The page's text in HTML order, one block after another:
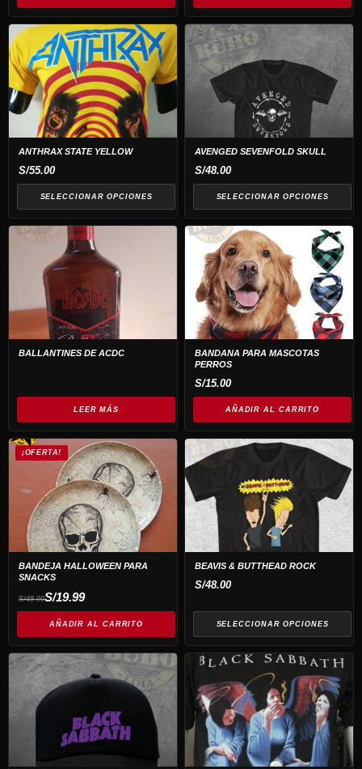
ANTHRAX STATE YELLOW
S/55.00
SELECCIONAR OPCIONES
Este
producto
tiene
múltiples
variantes.
opciones
se
pueden
elegir
en
página
producto
AVENGED SEVENFOLD SKULL
S/48.00
SELECCIONAR OPCIONES
Este
producto
tiene
múltiples
variantes.
opciones
se
pueden
elegir
en
página
de
producto
BALLANTINES DE ACDC
LEER MÁS
BANDANA PARA MASCOTAS
PERROS
S/15.00
AÑADIR AL CARRITO
¡OFERTA!
BANDEJA HALLOWEEN PARA
SNACKS
S/49.00
El
precio
original
S/49.00.
S/19.99
El
precio
actual
S/19.99.
AÑADIR AL CARRITO
BEAVIS & BUTTHEAD ROCK
S/48.00
SELECCIONAR OPCIONES
Este
producto
tiene
múltiples
variantes.
Las
opciones
se
elegir
en
página
de
producto
Este
producto
tiene
múltiples
variantes.